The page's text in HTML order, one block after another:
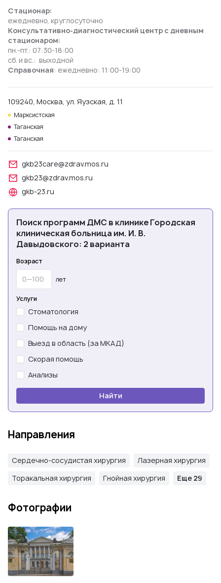
Стационар:
ежедневно, круглосуточно
Консультативно-диагностический центр с дневным
стационаром:
пн.-пт.: 07:30-18:00
сб. и вс.: выходной
Справочная: ежедневно: 11:00-19:00
109240, Москва, ул. Яузская, д. 11
Марксистская
Таганская
Таганская
gkb23care@zdrav.mos.ru
gkb23@zdrav.mos.ru
gkb-23.ru
Поиск программ ДМС в клинике Городская
клиническая больница им. И. В.
Давыдовского: 2 варианта
Возраст
лет
Услуги
Стоматология
Помощь на дому
Выезд в область (за МКАД)
Скорая помощь
Анализы
Найти
Направления
Сердечно-сосудистая хирургия
Лазерная хирургия
Торакальная хирургия
Гнойная хирургия Еще 29
Фотографии